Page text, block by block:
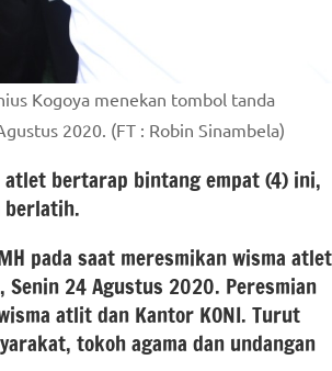
Kogoya menekan tombol tanda
2020. (FT : Robin Sinambela)
atlet bertarap bintang empat (4) ini,
berlatih.
pada saat meresmikan wisma atlet
24 Agustus 2020. Peresmian
atlit dan Kantor KONI. Turut
tokoh agama dan undangan